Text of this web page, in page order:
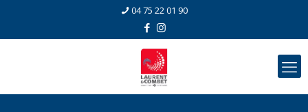
04 75 22 01 90